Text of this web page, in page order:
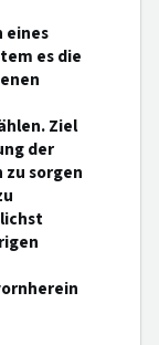
eines
es die
Ziel
der
sorgen